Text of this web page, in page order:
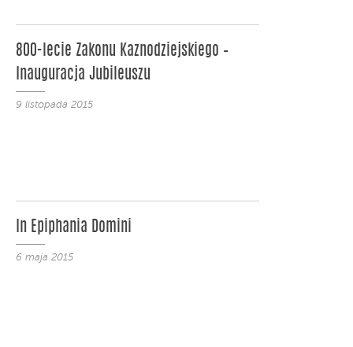
800-lecie Zakonu Kaznodziejskiego –
Inauguracja Jubileuszu
9 listopada 2015
In Epiphania Domini
6 maja 2015